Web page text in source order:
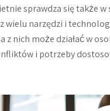
sprawdza się także w
wielu narzędzi i
z nich może działać w
i potrzeby